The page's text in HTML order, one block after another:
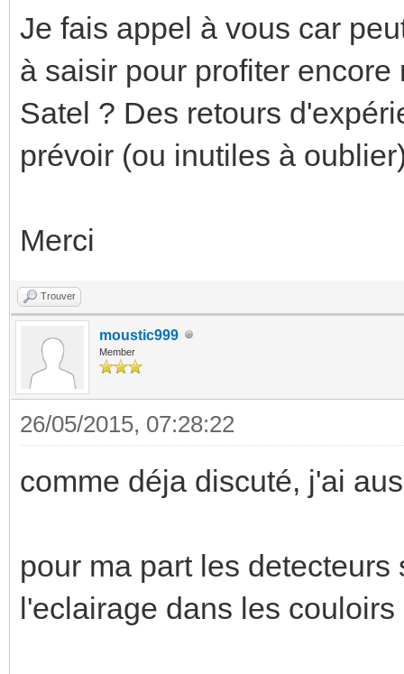
Je fais appel à vous car
à saisir pour profiter
Satel ? Des retours
prévoir (ou inutiles à
Merci
Trouver
moustic999
Member
26/05/2015, 07:28:22
comme déja discuté, j'ai
pour ma part les
l'eclairage dans les couloirs